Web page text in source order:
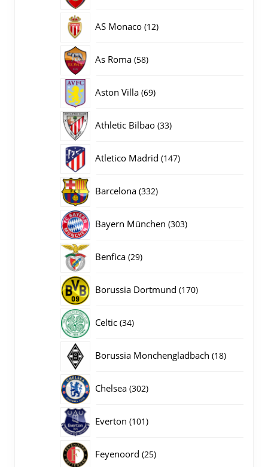
AS Monaco 1212
As Roma 5858
Aston Villa 6969
Athletic Bilbao 3333
Atletico Madrid 147147
Barcelona 332332
Bayern München 303303
Benfica 2929
Borussia Dortmund 170170
Celtic 3434
Borussia Monchengladbach 1818
Chelsea 302302
Everton 101101
Feyenoord 2525